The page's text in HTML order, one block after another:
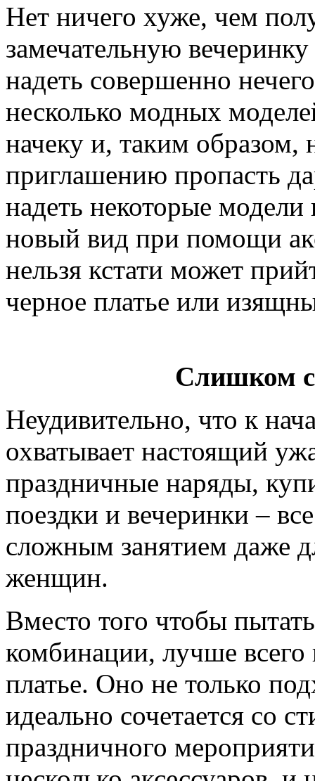
Нет ничего хуже, чем
замечательную
надеть совершенно
несколько модных
начеку и, таким
приглашению пропасть
надеть некоторые
новый вид при помощи
нельзя кстати может
черное платье или
Слишком
Неудивительно, что к
охватывает настоящий
праздничные наряды,
поездки и вечеринки –
сложным занятием даже
женщин.
Вместо того чтобы
комбинации, лучше всего
платье. Оно не только
идеально сочетается со
праздничного